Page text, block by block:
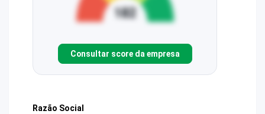
Consultar score da empresa
Razão Social